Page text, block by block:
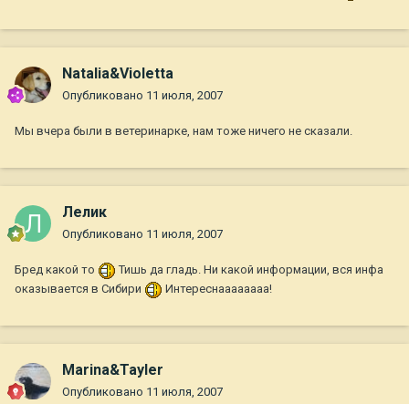
Natalia&Violetta
Опубликовано 11 июля, 2007
Мы вчера были в ветеринарке, нам тоже ничего не сказали.
Лелик
Опубликовано 11 июля, 2007
Бред какой то
Тишь да гладь. Ни какой информации, вся инфа
оказывается в Сибири
Интереснаааааааа!
Marina&Tayler
Опубликовано 11 июля, 2007